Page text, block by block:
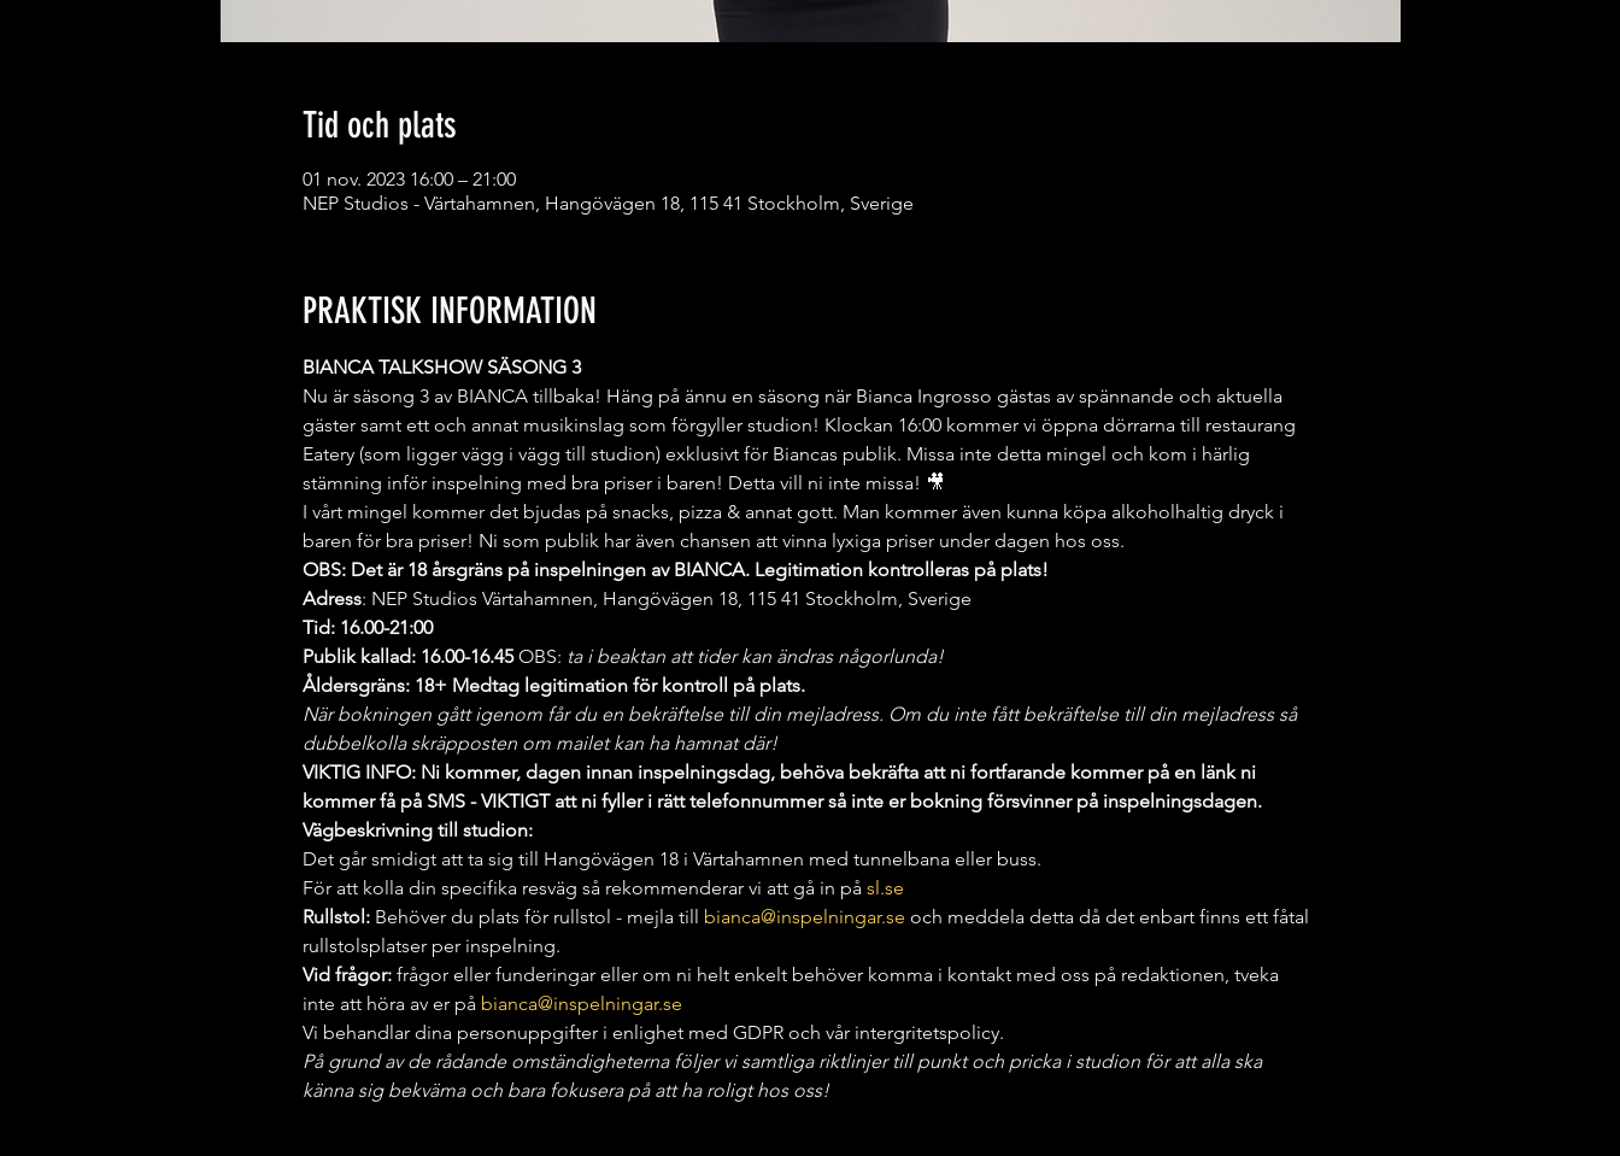
Tid och plats
01 nov. 2023 16:00 – 21:00
NEP Studios - Värtahamnen, Hangövägen 18, 115 41 Stockholm, Sverige
PRAKTISK INFORMATION
BIANCA TALKSHOW SÄSONG 3
Nu är säsong 3 av BIANCA tillbaka! Häng på ännu en säsong när Bianca Ingrosso gästas av spännande och aktuella
gäster samt ett och annat musikinslag som förgyller studion! Klockan 16:00 kommer vi öppna dörrarna till restaurang
Eatery (som ligger vägg i vägg till studion) exklusivt för Biancas publik. Missa inte detta mingel och kom i härlig
stämning inför inspelning med bra priser i baren! Detta vill ni inte missa! 🎥
I vårt mingel kommer det bjudas på snacks, pizza & annat gott. Man kommer även kunna köpa alkoholhaltig dryck i
baren för bra priser! Ni som publik har även chansen att vinna lyxiga priser under dagen hos oss.
OBS: Det är 18 årsgräns på inspelningen av BIANCA. Legitimation kontrolleras på plats!
Adress: NEP Studios Värtahamnen, Hangövägen 18, 115 41 Stockholm, Sverige
Tid: 16.00-21:00
Publik kallad: 16.00-16.45 OBS: ta i beaktan att tider kan ändras någorlunda!
Åldersgräns: 18+ Medtag legitimation för kontroll på plats.
När bokningen gått igenom får du en bekräftelse till din mejladress. Om du inte fått bekräftelse till din mejladress så
dubbelkolla skräpposten om mailet kan ha hamnat där!
VIKTIG INFO: Ni kommer, dagen innan inspelningsdag, behöva bekräfta att ni fortfarande kommer på en länk ni
kommer få på SMS - VIKTIGT att ni fyller i rätt telefonnummer så inte er bokning försvinner på inspelningsdagen.
Vägbeskrivning till studion:
Det går smidigt att ta sig till Hangövägen 18 i Värtahamnen med tunnelbana eller buss.
För att kolla din specifika resväg så rekommenderar vi att gå in på sl.se
Rullstol: Behöver du plats för rullstol - mejla till bianca@inspelningar.se och meddela detta då det enbart finns ett fåtal
rullstolsplatser per inspelning.
Vid frågor: frågor eller funderingar eller om ni helt enkelt behöver komma i kontakt med oss på redaktionen, tveka
inte att höra av er på bianca@inspelningar.se
Vi behandlar dina personuppgifter i enlighet med GDPR och vår intergritetspolicy.
På grund av de rådande omständigheterna följer vi samtliga riktlinjer till punkt och pricka i studion för att alla ska
känna sig bekväma och bara fokusera på att ha roligt hos oss!